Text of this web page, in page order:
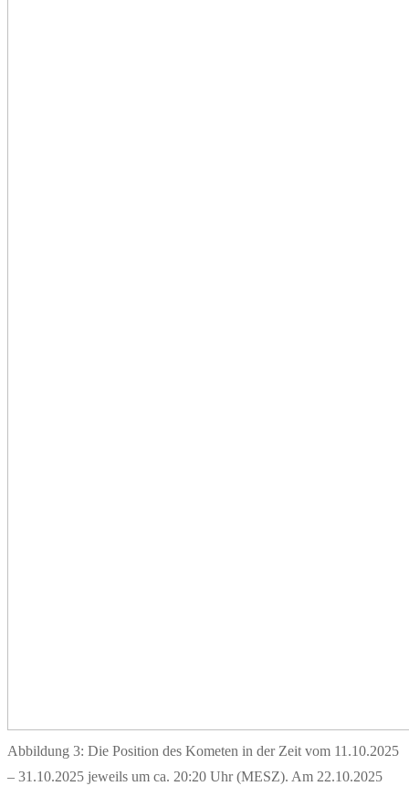
Abbildung 3: Die Position des Kometen in der Zeit vom 11.10.2025
– 31.10.2025 jeweils um ca. 20:20 Uhr (MESZ). Am 22.10.2025